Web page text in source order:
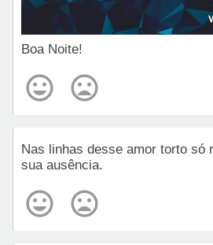
Boa Noite!
Nas linhas desse amor torto só
sua ausência.